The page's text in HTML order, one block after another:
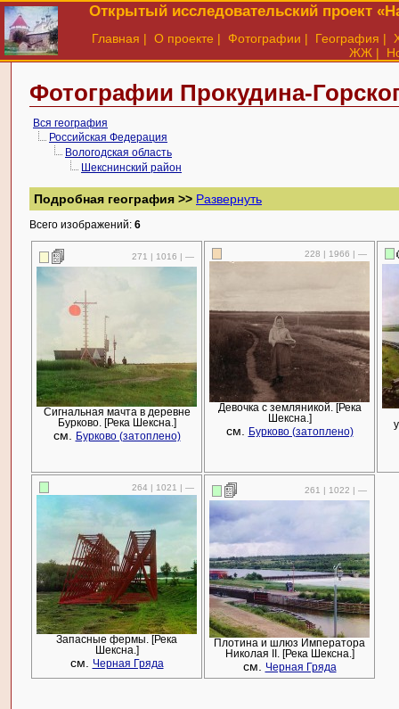
Открытый исследовательский проект
Главная | О проекте | Фотографии | География |
ЖЖ |
Фотографии Прокудина-
Вся география
Российская Федерация
Вологодская область
Шекснинский район
Подробная география >> Развернуть
Всего изображений: 6
271 | 1016 | —
Сигнальная мачта в деревне
Бурково. [Река Шексна.]
см. Бурково (затоплено)
228 | 1966 | —
Девочка с земляникой. [Река
Шексна.]
см. Бурково (затоплено)
264 | 1021 | —
Запасные фермы. [Река
Шексна.]
см. Черная Гряда
261 | 1022 | —
Плотина и шлюз Императора
Николая II. [Река Шексна.]
см. Черная Гряда